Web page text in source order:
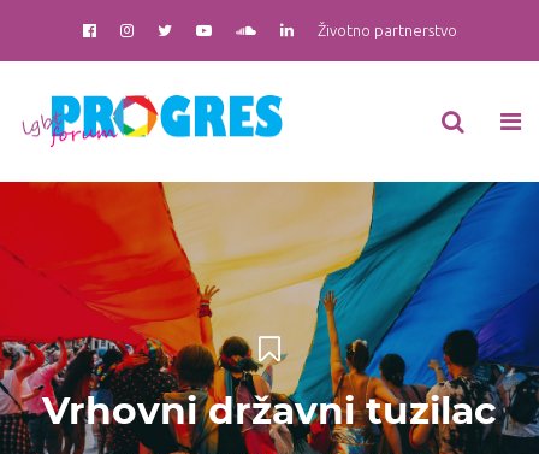
Životno partnerstvo
Vrhovni državni tuzilac